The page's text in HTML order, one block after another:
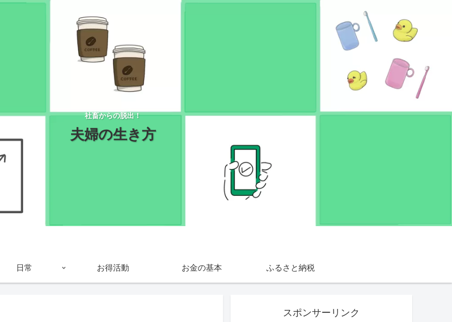
社畜からの脱出！
夫婦の生き方
日常 お得活動 お金の基本 ふるさと納税
スポンサーリンク